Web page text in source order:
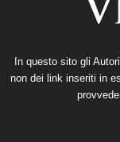
In questo sito gli
non dei link inseriti in